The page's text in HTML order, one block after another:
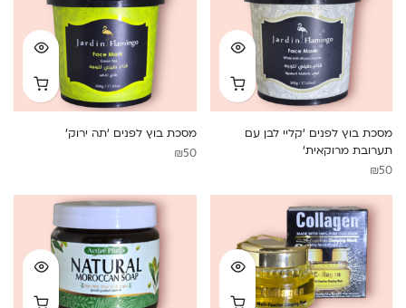
מסכת בוץ לפנים ‘קליי לבן עם
תערובת מרוקאית’
₪50
מסכת בוץ לפנים ‘תה ירוק’
₪50